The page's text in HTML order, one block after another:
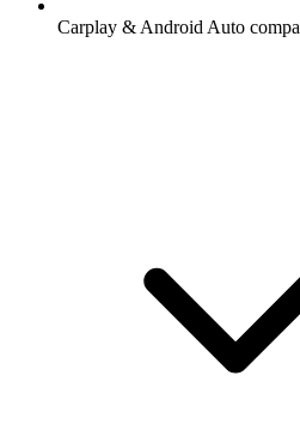
Carplay & Android Auto